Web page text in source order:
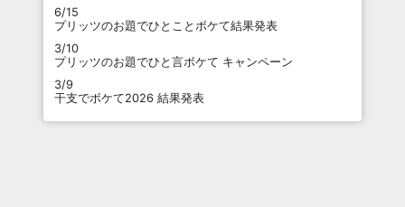
6/15
プリッツのお題でひとことボケて結果発表
3/10
プリッツのお題でひと言ボケて キャンペーン
3/9
干支でボケて2026 結果発表